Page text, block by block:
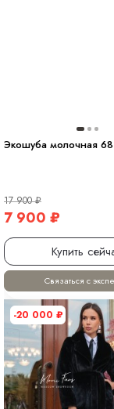
Экошуба молочная
17 900₽
7 900 ₽
Купить
Связаться с
-20 000 ₽